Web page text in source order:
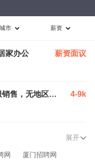
城市 薪资
家办公 薪资面议
澳洲旅行社，聘线上居家办公客服销售，无地区限制 4-9k
展开
网
厦门招聘网